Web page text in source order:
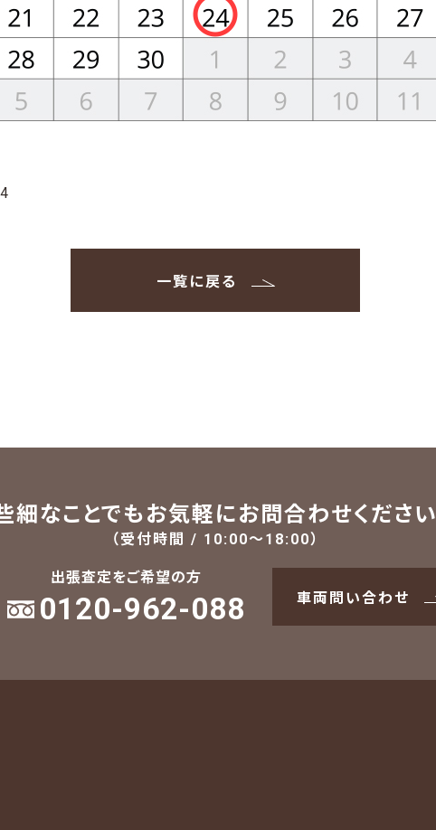
一覧に戻る
細なことでもお気軽にお問合わせください
（受付時間 / 10:00～18:00）
出張査定をご希望の方
0120-962-088 車両問い合わせ